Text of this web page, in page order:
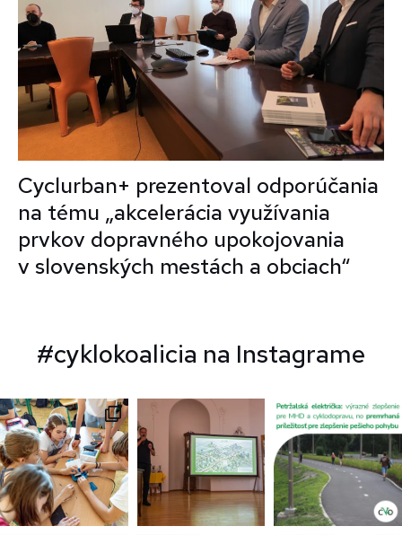
Cyclurban+ prezentoval odporúčania
na tému „akcelerácia využívania
prvkov dopravného upokojovania
v slovenských mestách a obciach“
#cyklokoalicia na Instagrame